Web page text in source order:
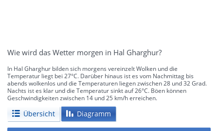
Wie wird das Wetter morgen in Hal Gharghur?
In Hal Gharghur bilden sich morgens vereinzelt Wolken und die
Temperatur liegt bei 27°C. Darüber hinaus ist es vom Nachmittag bis
abends wolkenlos und die Temperaturen liegen zwischen 28 und 32 Grad.
Nachts ist es klar und die Temperatur sinkt auf 26°C. Böen können
Geschwindigkeiten zwischen 14 und 25 km/h erreichen.
Übersicht Diagramm